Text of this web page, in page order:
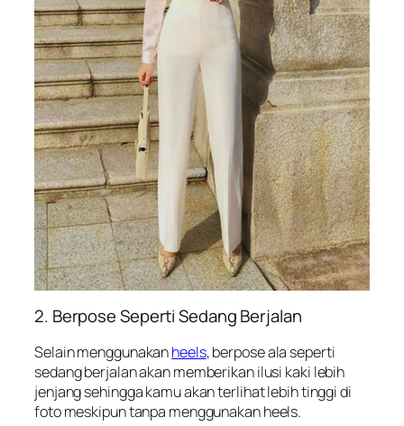
2. Berpose Seperti Sedang Berjalan
Selain menggunakanheels, berpose ala seperti
sedang berjalan akan memberikan ilusi kaki lebih
jenjang sehingga kamu akan terlihat lebih tinggi di
foto meskipun tanpa menggunakan heels.